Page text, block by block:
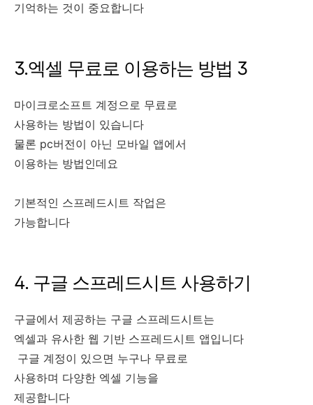
기억하는 것이 중요합니다
3.엑셀 무료로 이용하는 방법 3
마이크로소프트 계정으로 무료로
사용하는 방법이 있습니다
물론 pc버전이 아닌 모바일 앱에서
이용하는 방법인데요
기본적인 스프레드시트 작업은
가능합니다
4. 구글 스프레드시트 사용하기
구글에서 제공하는 구글 스프레드시트는
엑셀과 유사한 웹 기반 스프레드시트 앱입니다
구글 계정이 있으면 누구나 무료로
사용하며 다양한 엑셀 기능을
제공합니다